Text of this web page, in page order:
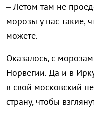
– Летом там не
морозы у нас такие,
можете.
Оказалось, с
Норвегии. Да и в
в свой московский
страну, чтобы